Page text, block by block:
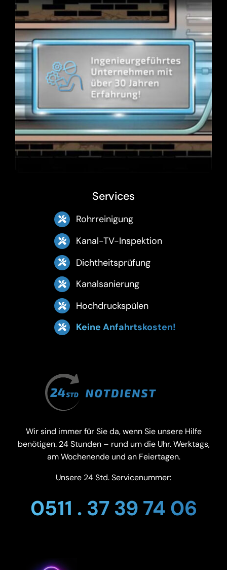
Services
Rohrreinigung
Kanal-TV-Inspektion
Dichtheitsprüfung
Kanalsanierung
Hochdruckspülen
Keine Anfahrtskosten!
Wir sind immer für Sie da, wenn Sie unsere Hilfe
benötigen. 24 Stunden – rund um die Uhr. Werktags,
am Wochenende und an Feiertagen.
Unsere 24 Std. Servicenummer:
0511 . 37 39 74 06